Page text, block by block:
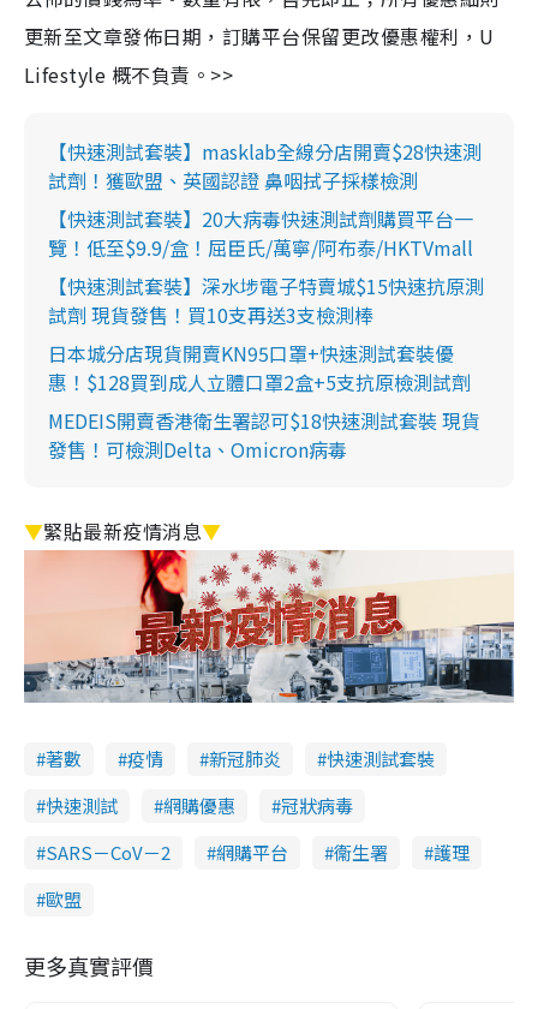
更新至文章發佈日期，訂購平台保留更改優惠權利，U
Lifestyle 概不負責。>>
【快速測試套裝】masklab全線分店開賣$28快速測
試劑！獲歐盟、英國認證 鼻咽拭子採樣檢測
【快速測試套裝】20大病毒快速測試劑購買平台一
覽！低至$9.9/盒！屈臣氏/萬寧/阿布泰/HKTVmall
【快速測試套裝】深水埗電子特賣城$15快速抗原測
試劑 現貨發售！買10支再送3支檢測棒
日本城分店現貨開賣KN95口罩+快速測試套裝優
惠！$128買到成人立體口罩2盒+5支抗原檢測試劑
MEDEIS開賣香港衛生署認可$18快速測試套裝 現貨
發售！可檢測Delta、Omicron病毒
▼緊貼最新疫情消息▼
著數 疫情 新冠肺炎
快速測試套裝
快速測試
網購優惠
冠狀病毒
SARS－CoV－2
網購平台 衞生署
護理
歐盟
更多真實評價